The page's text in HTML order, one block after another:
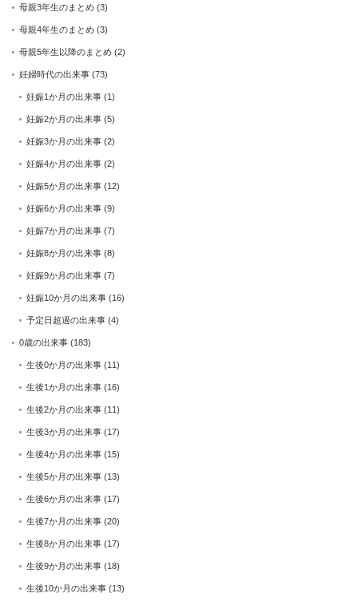
母親3年生のまとめ (3)
母親4年生のまとめ (3)
母親5年生以降のまとめ (2)
妊婦時代の出来事 (73)
妊娠1か月の出来事 (1)
妊娠2か月の出来事 (5)
妊娠3か月の出来事 (2)
妊娠4か月の出来事 (2)
妊娠5か月の出来事 (12)
妊娠6か月の出来事 (9)
妊娠7か月の出来事 (7)
妊娠8か月の出来事 (8)
妊娠9か月の出来事 (7)
妊娠10か月の出来事 (16)
予定日超過の出来事 (4)
0歳の出来事 (183)
生後0か月の出来事 (11)
生後1か月の出来事 (16)
生後2か月の出来事 (11)
生後3か月の出来事 (17)
生後4か月の出来事 (15)
生後5か月の出来事 (13)
生後6か月の出来事 (17)
生後7か月の出来事 (20)
生後8か月の出来事 (17)
生後9か月の出来事 (18)
生後10か月の出来事 (13)